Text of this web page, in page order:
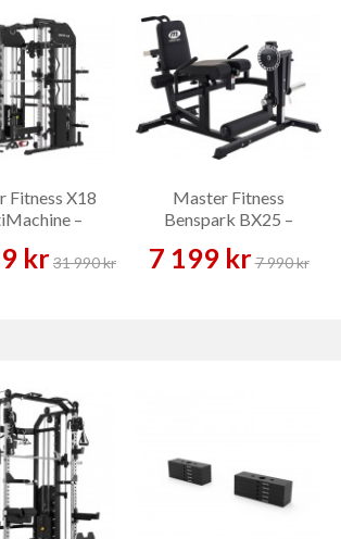
Fitness X18
–
kr31 990 kr
Master Fitness
Benspark BX25 –
7 199 kr7 990 kr